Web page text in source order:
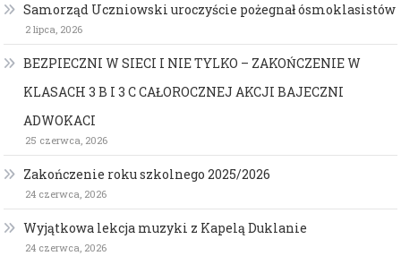
Samorząd Uczniowski uroczyście pożegnał ósmoklasistów
2 lipca, 2026
BEZPIECZNI W SIECI I NIE TYLKO – ZAKOŃCZENIE W
KLASACH 3 B I 3 C CAŁOROCZNEJ AKCJI BAJECZNI
ADWOKACI
25 czerwca, 2026
Zakończenie roku szkolnego 2025/2026
24 czerwca, 2026
Wyjątkowa lekcja muzyki z Kapelą Duklanie
24 czerwca, 2026